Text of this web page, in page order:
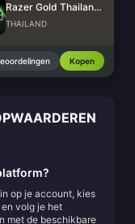
Razer Gold Thailand (THB)
THAILAND
Kopen
op je account, kies
volg je het
met de beschikbare